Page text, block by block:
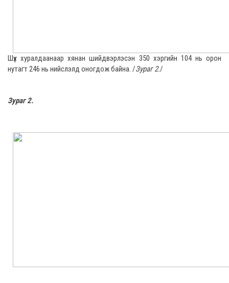
Шүүх хуралдаанаар хянан шийдвэрлэсэн 350 хэргийн 104 нь орон
нутагт 246 нь нийслэлд оногдож байна. /Зураг 2./
Зураг 2.